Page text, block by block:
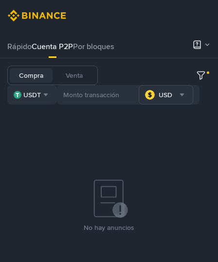
RápidoCuenta P2PPor bloques
Compra Venta
USDT USD
No hay anuncios